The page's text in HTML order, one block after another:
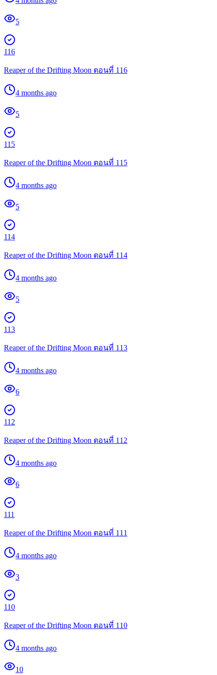
5
116
Reaper of the Drifting Moon ตอนที่ 116
4 months ago
5
115
Reaper of the Drifting Moon ตอนที่ 115
4 months ago
5
114
Reaper of the Drifting Moon ตอนที่ 114
4 months ago
5
113
Reaper of the Drifting Moon ตอนที่ 113
4 months ago
6
112
Reaper of the Drifting Moon ตอนที่ 112
4 months ago
6
111
Reaper of the Drifting Moon ตอนที่ 111
4 months ago
3
110
Reaper of the Drifting Moon ตอนที่ 110
4 months ago
10